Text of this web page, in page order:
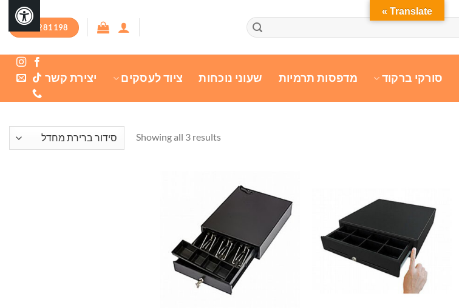
03-7281198
סורקי ברקוד מדפסות תרמיות שעוני נוכחות ציוד לעסקים יצירת קשר
Showing all 3 results
Translate »